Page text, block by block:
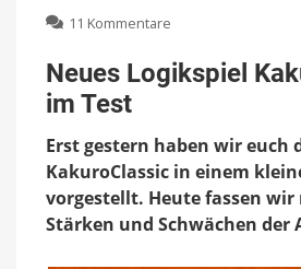
11 Kommentare
Logikspiel
KakuroClassic
Neues Logikspiel
im Test
Erst gestern haben wir euch
KakuroClassic in einem
vorgestellt. Heute fassen wir
Stärken und Schwächen der